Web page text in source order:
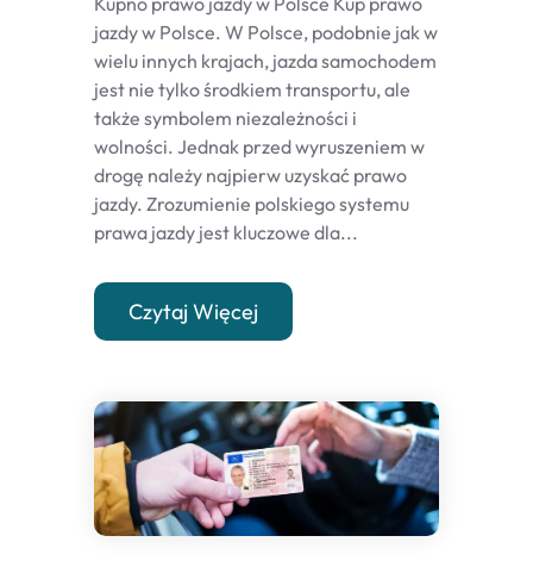
jazdy w Polsce. W Polsce, podobnie jak w
wielu innych krajach, jazda samochodem
jest nie tylko środkiem transportu, ale
także symbolem niezależności i
wolności. Jednak przed wyruszeniem w
drogę należy najpierw uzyskać prawo
jazdy. Zrozumienie polskiego systemu
prawa jazdy jest kluczowe dla...
Czytaj Więcej